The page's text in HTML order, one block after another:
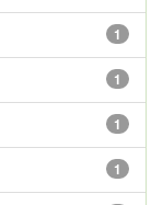
1
1
1
1